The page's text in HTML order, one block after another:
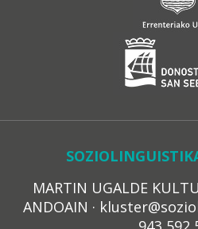
MARTIN UGALDE
ANDOAIN ·